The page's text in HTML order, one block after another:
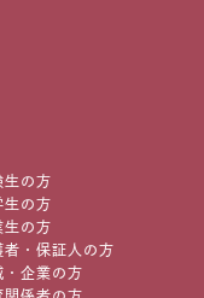
生の方
生の方
生の方
者・保証人の方
・企業の方
関係者の方